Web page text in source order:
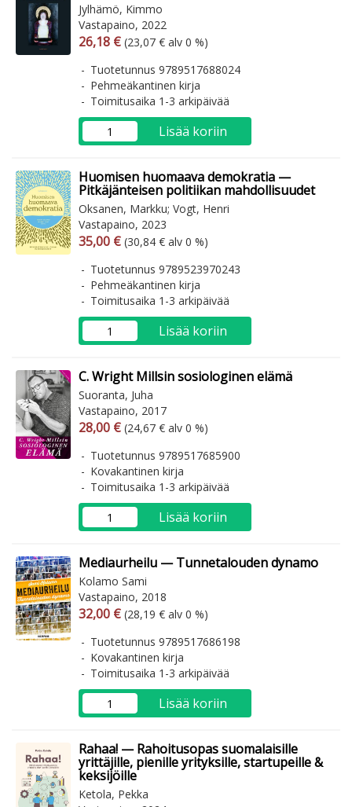
Jylhämö, Kimmo
Vastapaino, 2022
Arvonlisäverollinen hinta
26,18 € Arvonlisäveroton hinta
(23,07 € alv 0 %)
Tuotetunnus 9789517688024
Pehmeäkantinen kirja
Toimitusaika 1-3 arkipäivää
Lisää koriin
Huomisen huomaava demokratia —
Pitkäjänteisen politiikan mahdollisuudet
Oksanen, Markku; Vogt, Henri
Vastapaino, 2023
Arvonlisäverollinen hinta
35,00 € Arvonlisäveroton hinta
(30,84 € alv 0 %)
Tuotetunnus 9789523970243
Pehmeäkantinen kirja
Toimitusaika 1-3 arkipäivää
Lisää koriin
C. Wright Millsin sosiologinen elämä
Suoranta, Juha
Vastapaino, 2017
Arvonlisäverollinen hinta
28,00 € Arvonlisäveroton hinta
(24,67 € alv 0 %)
Tuotetunnus 9789517685900
Kovakantinen kirja
Toimitusaika 1-3 arkipäivää
Lisää koriin
Mediaurheilu — Tunnetalouden dynamo
Kolamo Sami
Vastapaino, 2018
Arvonlisäverollinen hinta
32,00 € Arvonlisäveroton hinta
(28,19 € alv 0 %)
Tuotetunnus 9789517686198
Kovakantinen kirja
Toimitusaika 1-3 arkipäivää
Lisää koriin
Rahaa! — Rahoitusopas suomalaisille
yrittäjille, pienille yrityksille, startupeille &
keksijöille
Ketola, Pekka